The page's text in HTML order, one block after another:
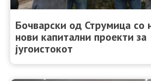
Бочварски од Струмица со
нови капитални проекти за
југоистокот